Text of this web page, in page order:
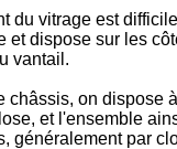
du vitrage est
dispose sur les
vantail.
châssis, on dispose
et l'ensemble
généralement par